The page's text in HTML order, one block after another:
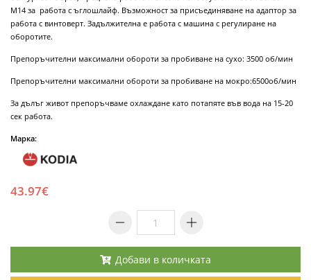
М14 за работа с ъглошлайф. Възможност за присъединяване на адаптор за
работа с винтоверт. Задължителна е работа с машина с регулиране на
оборотите.
Препоръчителни максимални обороти за пробиване на сухо: 3500 об/мин
Препоръчителни максимални обороти за пробиване на мокро:6500об/мин
За дълъг живот препоръчваме охлаждане като потапяте във вода на 15-20
сек работа.
Марка:
43.97€
Добави в количката